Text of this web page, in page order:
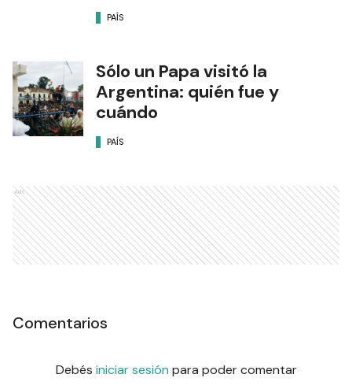
PAÍS
Sólo un Papa visitó la
Argentina: quién fue y
cuándo
PAÍS
Ads
Comentarios
Debés iniciar sesión para poder comentar